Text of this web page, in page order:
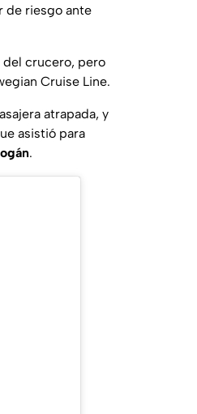
de riesgo ante
crucero, pero
Cruise Line.
atrapada, y
asistió para
.